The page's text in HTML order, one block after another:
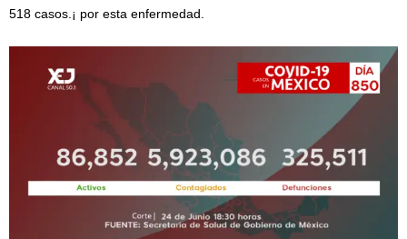
518 casos.¡ por esta enfermedad.